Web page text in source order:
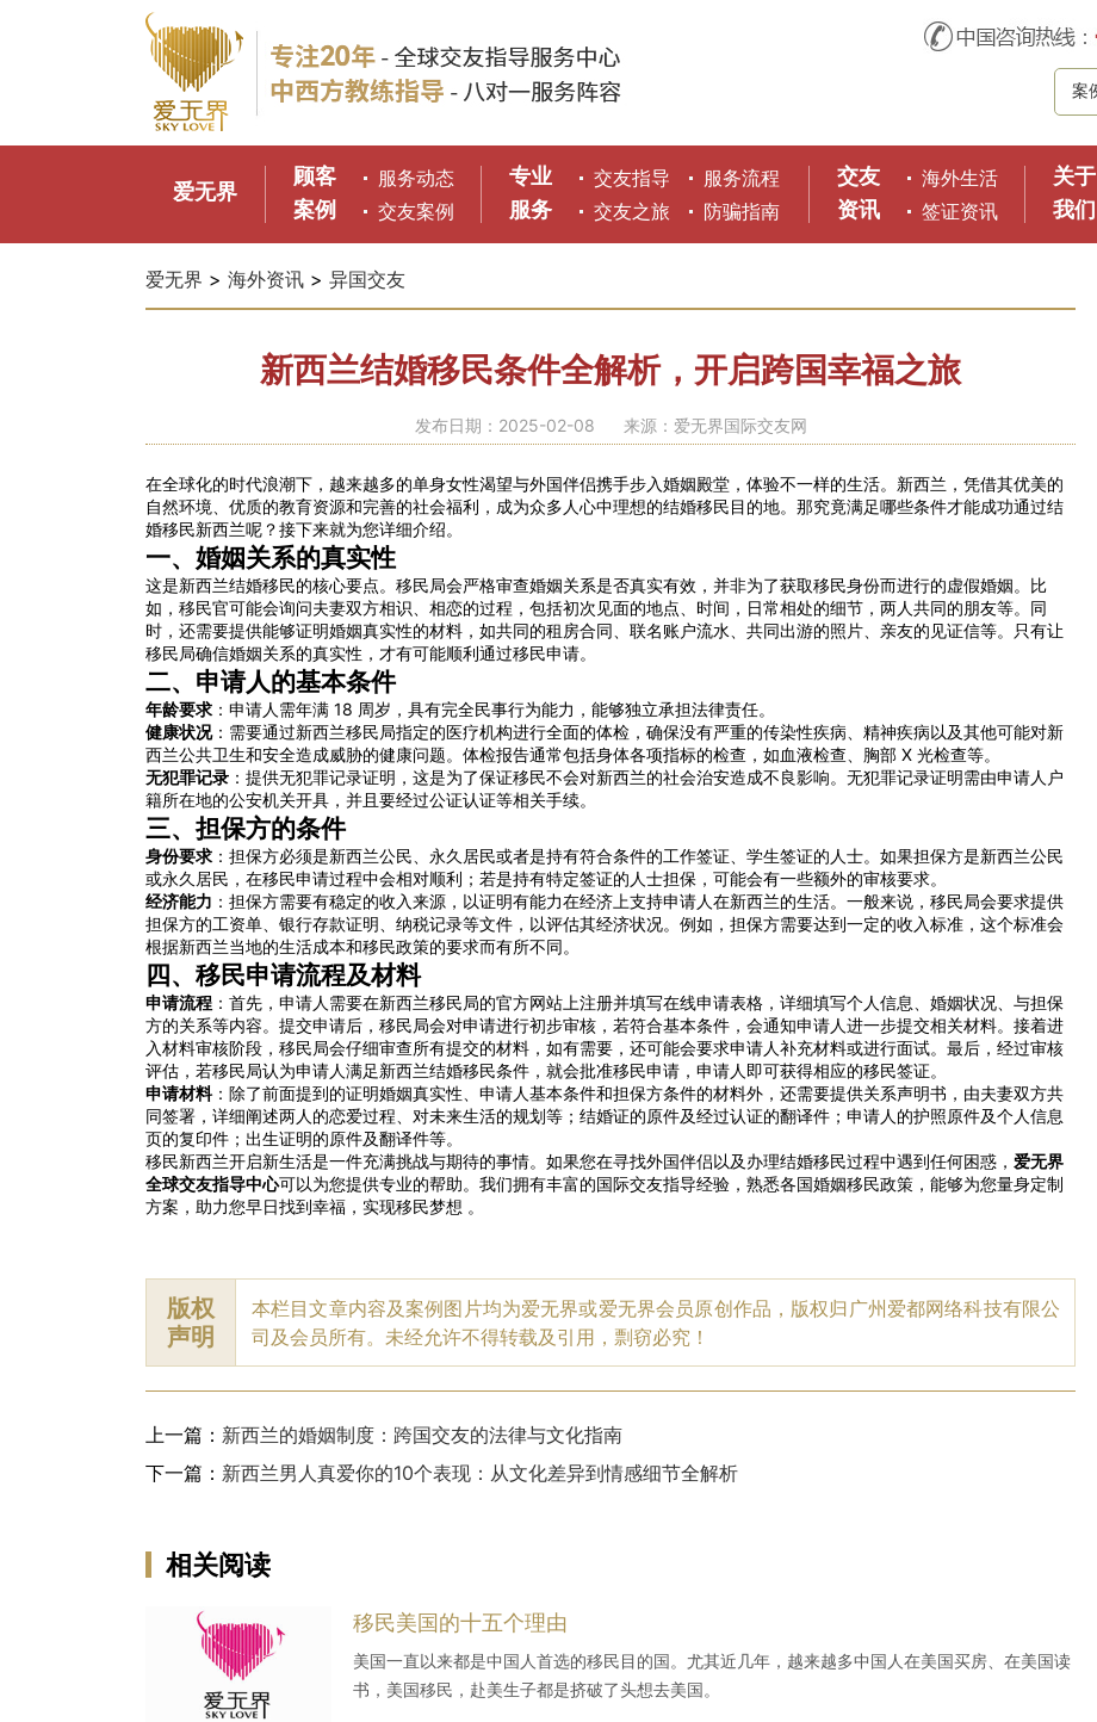
爱无界
顾客
案例
服务动态
交友案例
专业
服务
交友指导
服务流程
交友之旅
防骗指南
交友
资讯
海外生活
签证资讯
关于
我们
爱无界 > 海外资讯 > 异国交友
新西兰结婚移民条件全解析，开启跨国幸福之旅
发布日期：2025-02-08 来源：爱无界国际交友网
在全球化的时代浪潮下，越来越多的单身女性渴望与外国伴侣携手步入婚姻殿堂，体验不一样的生活。新西兰，凭借其优美的
自然环境、优质的教育资源和完善的社会福利，成为众多人心中理想的结婚移民目的地。那究竟满足哪些条件才能成功通过结
婚移民新西兰呢？接下来就为您详细介绍。
一、婚姻关系的真实性
这是新西兰结婚移民的核心要点。移民局会严格审查婚姻关系是否真实有效，并非为了获取移民身份而进行的虚假婚姻。比
如，移民官可能会询问夫妻双方相识、相恋的过程，包括初次见面的地点、时间，日常相处的细节，两人共同的朋友等。同
时，还需要提供能够证明婚姻真实性的材料，如共同的租房合同、联名账户流水、共同出游的照片、亲友的见证信等。只有让
移民局确信婚姻关系的真实性，才有可能顺利通过移民申请。
二、申请人的基本条件
年龄要求 ：申请人需年满 18 周岁，具有完全民事行为能力，能够独立承担法律责任。
健康状况：需要通过新西兰移民局指定的医疗机构进行全面的体检，确保没有严重的传染性疾病、精神疾病以及其他可能对新
西兰公共卫生和安全造成威胁的健康问题。体检报告通常包括身体各项指标的检查，如血液检查、胸部 X 光检查等。
无犯罪记录 ：提供无犯罪记录证明，这是为了保证移民不会对新西兰的社会治安造成不良影响。无犯罪记录证明需由申请人户
籍所在地的公安机关开具，并且要经过公证认证等相关手续。
三、担保方的条件
身份要求 ：担保方必须是新西兰公民、永久居民或者是持有符合条件的工作签证、学生签证的人士。如果担保方是新西兰公民
或永久居民，在移民申请过程中会相对顺利；若是持有特定签证的人士担保，可能会有一些额外的审核要求。
经济能力 ：担保方需要有稳定的收入来源，以证明有能力在经济上支持申请人在新西兰的生活。一般来说，移民局会要求提供
担保方的工资单、银行存款证明、纳税记录等文件，以评估其经济状况。例如，担保方需要达到一定的收入标准，这个标准会
根据新西兰当地的生活成本和移民政策的要求而有所不同。
四、移民申请流程及材料
申请流程 ：首先，申请人需要在新西兰移民局的官方网站上注册并填写在线申请表格，详细填写个人信息、婚姻状况、与担保
方的关系等内容。提交申请后，移民局会对申请进行初步审核，若符合基本条件，会通知申请人进一步提交相关材料。接着进
入材料审核阶段，移民局会仔细审查所有提交的材料，如有需要，还可能会要求申请人补充材料或进行面试。最后，经过审核
评估，若移民局认为申请人满足新西兰结婚移民条件，就会批准移民申请，申请人即可获得相应的移民签证。
申请材料：除了前面提到的证明婚姻真实性、申请人基本条件和担保方条件的材料外，还需要提供关系声明书，由夫妻双方共
同签署，详细阐述两人的恋爱过程、对未来生活的规划等；结婚证的原件及经过认证的翻译件；申请人的护照原件及个人信息
页的复印件；出生证明的原件及翻译件等。
移民新西兰开启新生活是一件充满挑战与期待的事情。如果您在寻找外国伴侣以及办理结婚移民过程中遇到任何困惑， 爱无界
全球交友指导中心可以为您提供专业的帮助。我们拥有丰富的国际交友指导经验，熟悉各国婚姻移民政策，能够为您量身定制
方案，助力您早日找到幸福，实现移民梦想 。
版权
声明
本栏目文章内容及案例图片均为爱无界或爱无界会员原创作品，版权归广州爱都网络科技有限公
司及会员所有。未经允许不得转载及引用，剽窃必究！
上一篇： 新西兰的婚姻制度：跨国交友的法律与文化指南
下一篇： 新西兰男人真爱你的10个表现：从文化差异到情感细节全解析
相关阅读
移民美国的十五个理由
美国一直以来都是中国人首选的移民目的国。尤其近几年，越来越多中国人在美国买房、在美国读
书，美国移民，赴美生子都是挤破了头想去美国。